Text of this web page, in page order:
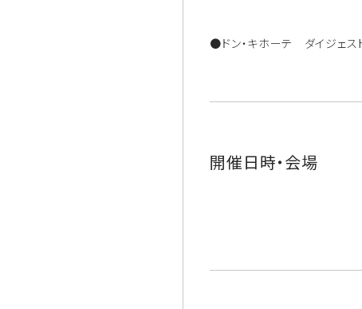
●ドン・キホーテ ダイジェ
開催日時・会場